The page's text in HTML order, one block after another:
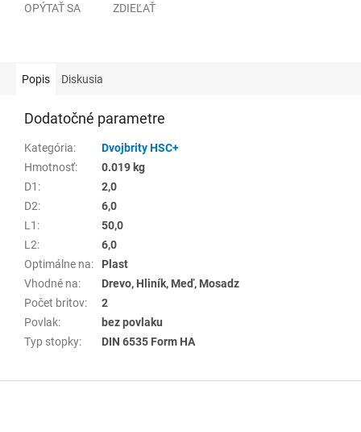
OPÝTAŤ SA ZDIEĽAŤ
Popis Diskusia
Dodatočné parametre
Kategória:
Dvojbrity HSC+
Hmotnosť:
0.019 kg
D1 :
2,0
D2:
6,0
L1 :
50,0
L2:
6,0
Optimálne na:
Plast
Vhodné na:
Drevo, Hliník, Meď, Mosadz
Počet britov:
2
Povlak:
bez povlaku
Typ stopky: DIN 6535 Form HA